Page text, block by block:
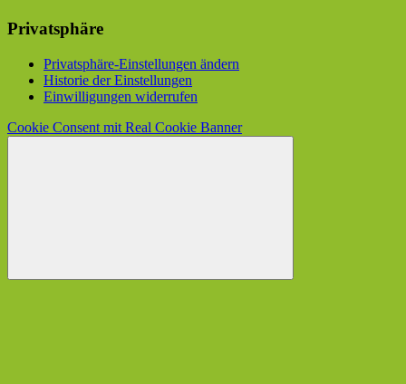
Privatsphäre
Privatsphäre-Einstellungen ändern
Historie der Einstellungen
Einwilligungen widerrufen
Cookie Consent mit Real Cookie Banner